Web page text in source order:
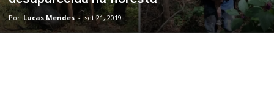
Por Lucas Mendes - set 21, 2019